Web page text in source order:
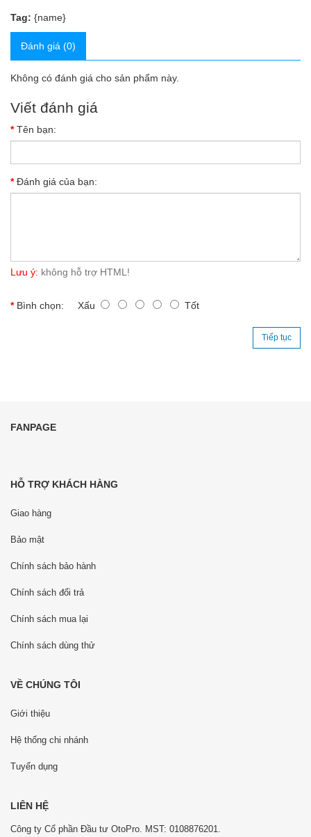
Tag: {name}
Đánh giá (0)
Không có đánh giá cho sản phẩm này.
Viết đánh giá
Tên bạn:
Đánh giá của bạn:
Lưu ý: không hỗ trợ HTML!
Bình chọn: Xấu Tốt
Tiếp tục
FANPAGE
HỖ TRỢ KHÁCH HÀNG
Giao hàng
Bảo mật
Chính sách bảo hành
Chính sách đổi trả
Chính sách mua lại
Chính sách dùng thử
VỀ CHÚNG TÔI
Giới thiệu
Hệ thống chi nhánh
Tuyển dụng
LIÊN HỆ
Công ty Cổ phần Đầu tư OtoPro. MST: 0108876201.